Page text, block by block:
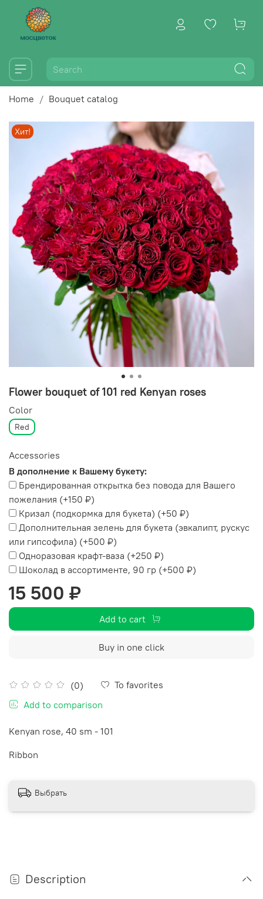
Home Bouquet catalog
Хит!
Flower bouquet of 101 red Kenyan roses
(0)
To favorites
Add to comparison
Color
Red
Accessories
В дополнение к Вашему букету:
Брендированная открытка без повода для Вашего
пожелания (+150 ₽)
Кризал (подкормка для букета) (+50 ₽)
Дополнительная зелень для букета (эвкалипт, рускус
или гипсофила) (+500 ₽)
Одноразовая крафт-ваза (+250 ₽)
Шоколад в ассортименте, 90 гр (+500 ₽)
15 500 ₽
Add to cart
Buy in one click
Kenyan rose, 40 sm - 101
Ribbon
Выбрать
Description